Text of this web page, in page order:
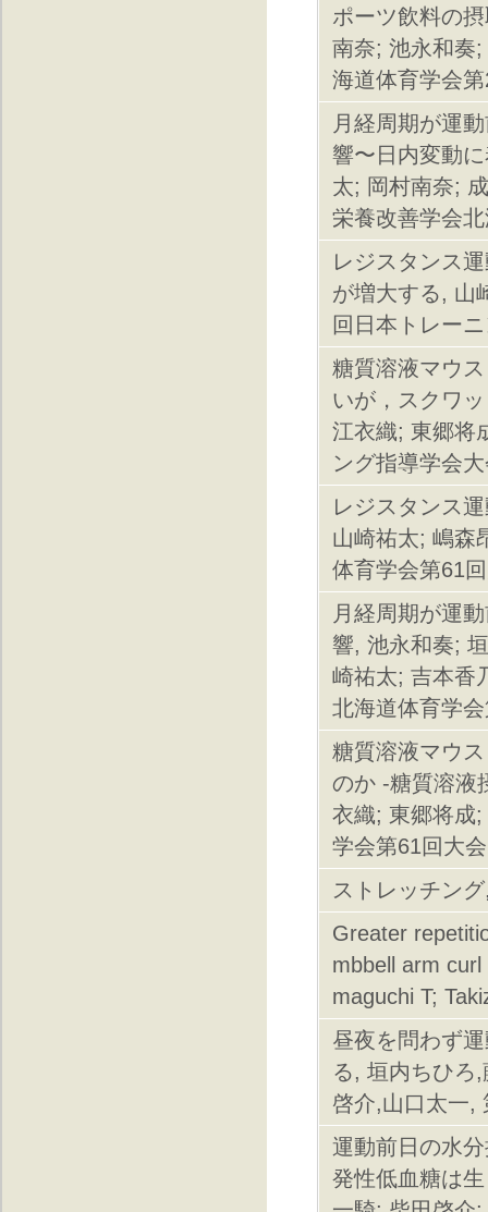
ポーツ飲料の
南奈; 池永和奏
海道体育学会
月経周期が運
響〜日内変動
太; 岡村南奈;
栄養改善学会
レジスタンス
が増大する, 山
回日本トレー
糖質溶液マウ
いが，スクワ
江衣織; 東郷将
ング指導学会
レジスタンス
山崎祐太; 嶋森
体育学会第61
月経周期が運
響, 池永和奏;
崎祐太; 吉本香
北海道体育学
糖質溶液マウ
のか -糖質溶液
衣織; 東郷将成
学会第61回大会
ストレッチン
Greater
mbbell arm
maguchi T;
昼夜を問わず
る, 垣内ちひろ
啓介,山口太一,
運動前日の水
発性低血糖は